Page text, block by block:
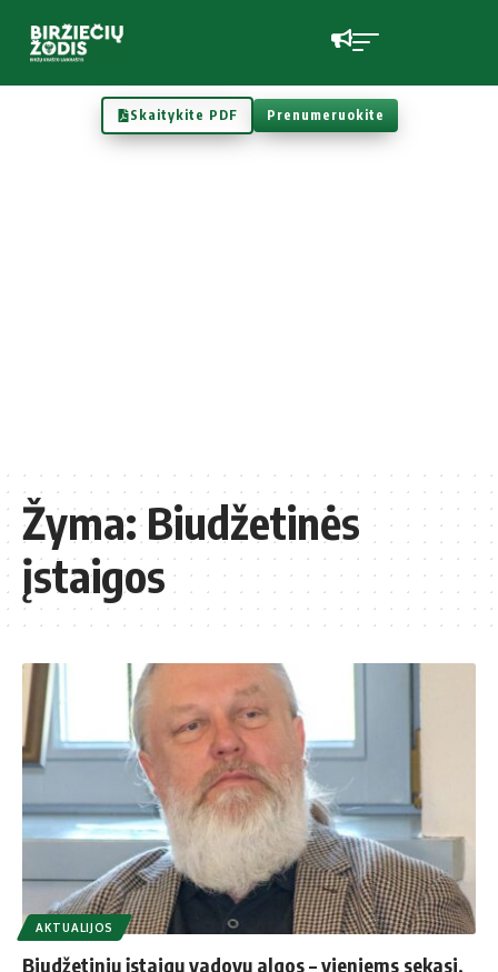
Skaitykite PDF Prenumeruokite
Žyma:Biudžetinės
įstaigos
AKTUALIJOS
Biudžetinių įstaigų vadovų algos – vieniems sekasi,